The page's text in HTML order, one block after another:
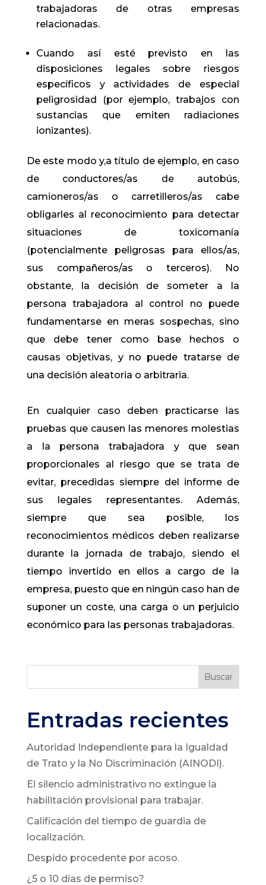
trabajadoras de otras empresas
relacionadas.
Cuando así esté previsto en las
disposiciones legales sobre riesgos
específicos y actividades de especial
peligrosidad (por ejemplo, trabajos con
sustancias que emiten radiaciones
ionizantes).
De este modo y,a título de ejemplo, en caso
de conductores/as de autobús,
camioneros/as o carretilleros/as cabe
obligarles al reconocimiento para detectar
situaciones de toxicomanía
(potencialmente peligrosas para ellos/as,
sus compañeros/as o terceros). No
obstante, la decisión de someter a la
persona trabajadora al control no puede
fundamentarse en meras sospechas, sino
que debe tener como base hechos o
causas objetivas, y no puede tratarse de
una decisión aleatoria o arbitraria.
En cualquier caso deben practicarse las
pruebas que causen las menores molestias
a la persona trabajadora y que sean
proporcionales al riesgo que se trata de
evitar, precedidas siempre del informe de
sus legales representantes. Además,
siempre que sea posible, los
reconocimientos médicos deben realizarse
durante la jornada de trabajo, siendo el
tiempo invertido en ellos a cargo de la
empresa, puesto que en ningún caso han de
suponer un coste, una carga o un perjuicio
económico para las personas trabajadoras.
Buscar
Entradas recientes
Autoridad Independiente para la Igualdad
de Trato y la No Discriminación (AINODI).
El silencio administrativo no extingue la
habilitación provisional para trabajar.
Calificación del tiempo de guardia de
localización.
Despido procedente por acoso.
¿5 o 10 días de permiso?